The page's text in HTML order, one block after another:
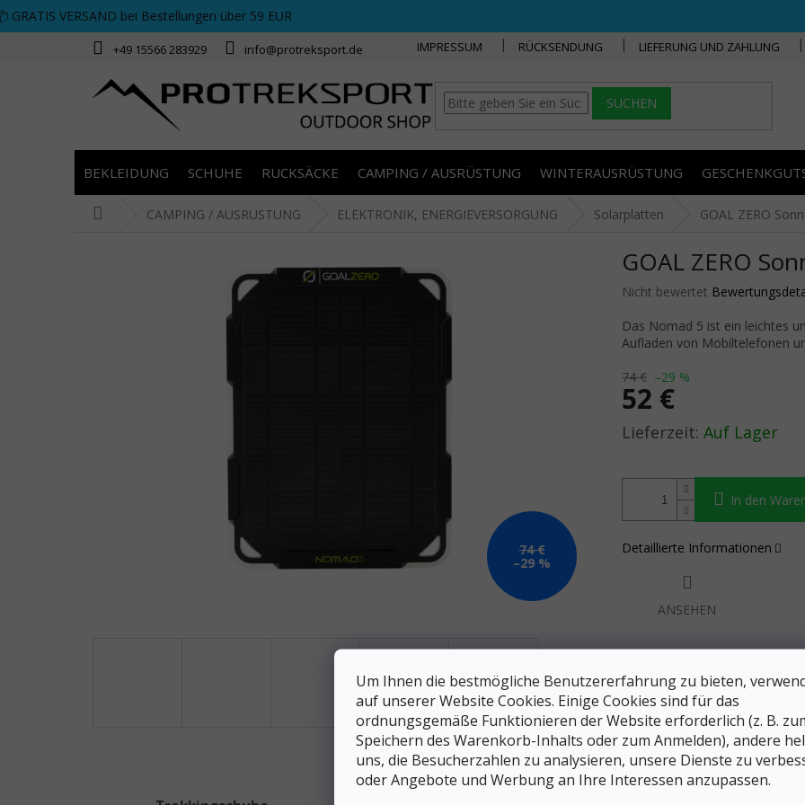
Um Ihnen die bestmögliche Benutzererfahrung zu bieten,
auf unserer Website Cookies. Einige Cookies sind für das
ordnungsgemäße Funktionieren der Website erforderlich (z. B.
Speichern des Warenkorb-Inhalts oder zum Anmelden), andere
uns, die Besucherzahlen zu analysieren, unsere Dienste zu
oder Angebote und Werbung an Ihre Interessen anzupassen.
Zum Inhalt springen
GRATIS VERSAND bei Bestellungen über 59 EUR
+49 15566 283929 info@protreksport.de IMPRESSUM RÜCKSENDUNG LIEFERUNG UND ZAHLUNG
SUCHEN
BEKLEIDUNG SCHUHE RUCKSÄCKE CAMPING / AUSRÜSTUNG WINTERAUSRÜSTUNG
StartseiteCAMPING / AUSRÜSTUNG ELEKTRONIK, ENERGIEVERSORGUNG Solarplatten GOAL ZERO
74 €
–29 %
GOAL ZERO
Die durchschnittliche
Nicht bewertet
74 € –29 %
52 €
Verkaufspreis: Auf Lager
In den
Das Nomad 5 ist ein leichtes
Aufladen von Mobiltelefonen
Detaillierte Informationen
ANSEHEN